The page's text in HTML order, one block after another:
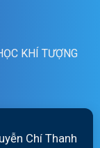
KHÍ TƯỢNG
Chí Thanh